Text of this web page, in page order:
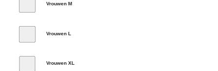
Vrouwen M
Vrouwen L
Vrouwen XL